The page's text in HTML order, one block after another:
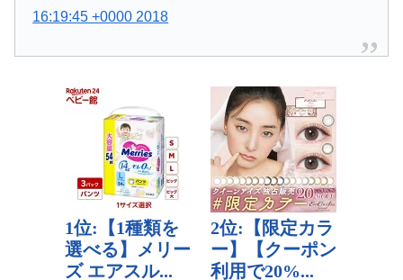
16:19:45 +0000 2018